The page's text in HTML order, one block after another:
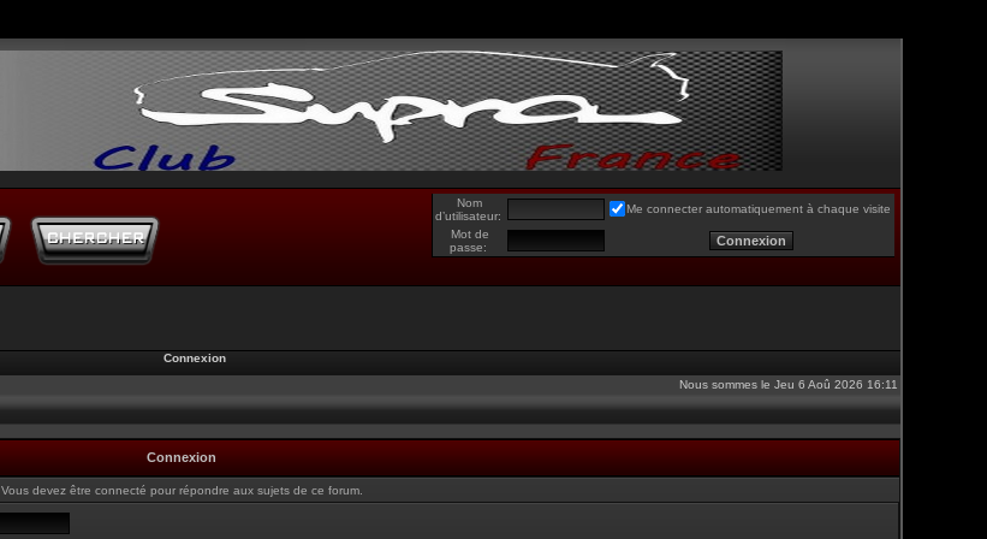
Nom
d’utilisateur:
Me connecter automatiquement à chaque visite
Mot de
passe:
Connexion
Nous sommes le Jeu 6 Aoû 2026 16:11
Connexion
Vous devez être connecté pour répondre aux sujets de ce forum.